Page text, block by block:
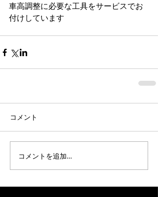
車高調整に必要な工具をサービスでお
付けしています
コメント
コメントを追加…